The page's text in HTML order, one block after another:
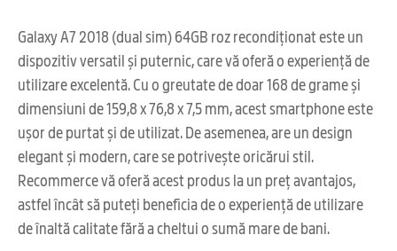
Galaxy A7 2018 (dual sim) 64GB roz recondiționat este un
dispozitiv versatil și puternic, care vă oferă o experiență de
utilizare excelentă. Cu o greutate de doar 168 de grame și
dimensiuni de 159,8 x 76,8 x 7,5 mm, acest smartphone este
ușor de purtat și de utilizat. De asemenea, are un design
elegant și modern, care se potrivește oricărui stil.
Recommerce vă oferă acest produs la un preț avantajos,
astfel încât să puteți beneficia de o experiență de utilizare
de înaltă calitate fără a cheltui o sumă mare de bani.